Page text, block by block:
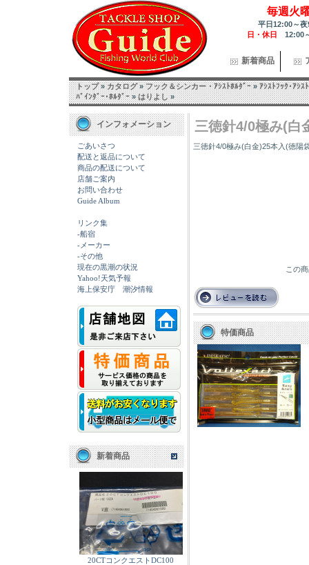
毎週火
平日12:00～
日・休日 12:00
新着商品
トップ»カタログ»フック＆シンカー・ｱｼｽﾄﾎﾙﾀﾞｰ»ｱｼｽﾄﾌｯｸ･ｱｼｽ
ﾊﾞｲﾝﾀﾞｰ･ﾎﾙﾀﾞｰ»はりよし»
インフォメーション
ごあいさつ
配送と返品について
商品の配送について
店舗ご案内
お問い合わせ
Guide Album
リンク集
-船宿
-メーカー
-その他
現在の黒潮の状況
Yahoo!天気予報
海上保安庁 潮汐情報
新着商品
20CTコンクエストDC100
三徳針4/0極み(白
三徳針4/0極み(白金)25本入(徳陽
この
特価商品